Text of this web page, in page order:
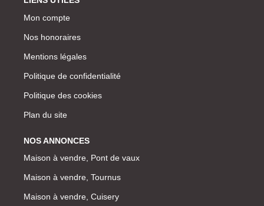
Mon compte
Nos honoraires
Mentions légales
Politique de confidentialité
Politique des cookies
Plan du site
NOS ANNONCES
Maison à vendre, Pont de vaux
Maison à vendre, Tournus
Maison à vendre, Cuisery